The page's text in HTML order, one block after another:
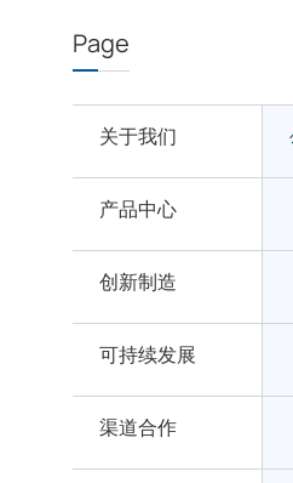
Page
关于我们
产品中心
创新制造
可持续发展
渠道合作